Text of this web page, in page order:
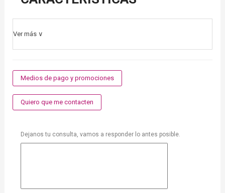
Ver más ∨
Medios de pago y promociones
Quiero que me contacten
Dejanos tu consulta, vamos a responder lo antes posible.